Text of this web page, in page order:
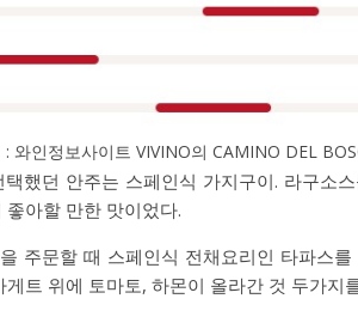
: 와인정보사이트 VIVINO의 CAMINO DEL
했던 안주는 스페인식 가지구이. 라구소
아할 만한 맛이었다.
주문할 때 스페인식 전채요리인 타파스
트 위에 토마토, 하몬이 올라간 것 두가지